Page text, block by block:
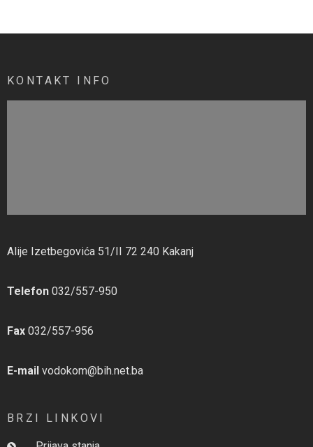
KONTAKT INFO
Alije Izetbegovića 51/II 72 240 Kakanj
Telefon 032/557-950
Fax 032/557-956
E-mail vodokom@bih.net.ba
BRZI LINKOVI